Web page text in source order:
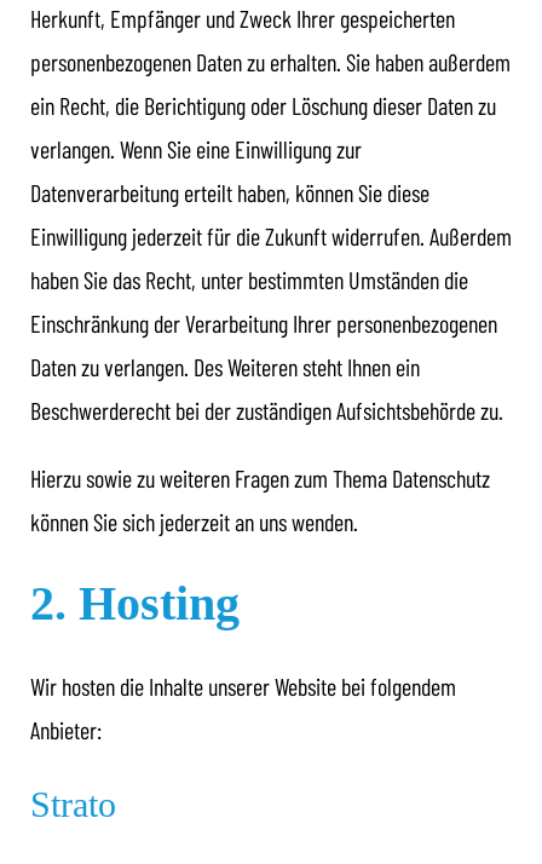
Herkunft, Empfänger und Zweck Ihrer gespeicherten
personenbezogenen Daten zu erhalten. Sie haben außerdem
ein Recht, die Berichtigung oder Löschung dieser Daten zu
verlangen. Wenn Sie eine Einwilligung zur
Datenverarbeitung erteilt haben, können Sie diese
Einwilligung jederzeit für die Zukunft widerrufen. Außerdem
haben Sie das Recht, unter bestimmten Umständen die
Einschränkung der Verarbeitung Ihrer personenbezogenen
Daten zu verlangen. Des Weiteren steht Ihnen ein
Beschwerderecht bei der zuständigen Aufsichtsbehörde zu.
Hierzu sowie zu weiteren Fragen zum Thema Datenschutz
können Sie sich jederzeit an uns wenden.
2. Hosting
Wir hosten die Inhalte unserer Website bei folgendem
Anbieter:
Strato